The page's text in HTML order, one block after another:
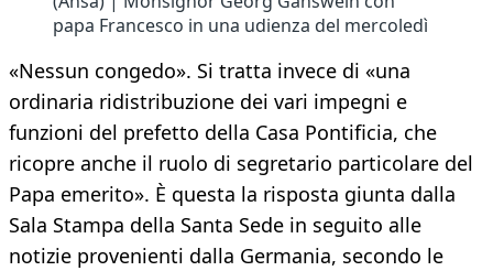
papa Francesco in una udienza del mercoledì
«Nessun congedo». Si tratta invece di «una
ordinaria ridistribuzione dei vari impegni e
funzioni del prefetto della Casa Pontificia, che
ricopre anche il ruolo di segretario particolare del
Papa emerito». È questa la risposta giunta dalla
Sala Stampa della Santa Sede in seguito alle
notizie provenienti dalla Germania, secondo le